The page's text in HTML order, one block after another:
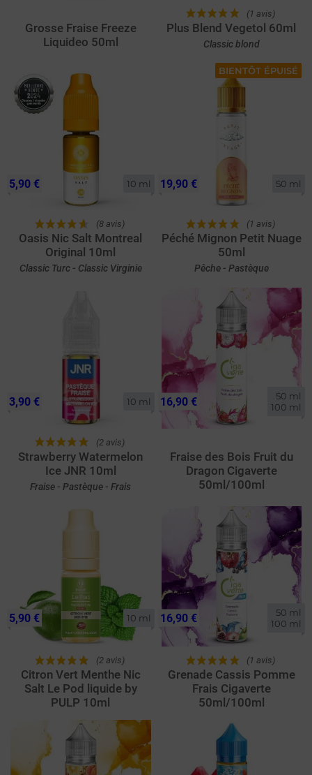
Grosse Fraise Freeze
Liquideo 50ml
(1 avis)
Plus Blend Vegetol 60ml
Classic blond
10 ml
(8 avis)
Oasis Nic Salt Montreal
Original 10ml
Classic Turc - Classic Virginie
5,90 €
BIENTÔT ÉPUISÉ
50 ml
(1 avis)
Péché Mignon Petit Nuage
50ml
Pêche - Pastèque
19,90 €
10 ml
(2 avis)
Strawberry Watermelon
Ice JNR 10ml
Fraise - Pastèque - Frais
3,90 €
50 ml
100 ml
Fraise des Bois Fruit du
Dragon Cigaverte
50ml/100ml
16,90 €
10 ml
(2 avis)
Citron Vert Menthe Nic
Salt Le Pod liquide by
PULP 10ml
5,90 €
50 ml
100 ml
(1 avis)
Grenade Cassis Pomme
Frais Cigaverte
50ml/100ml
16,90 €